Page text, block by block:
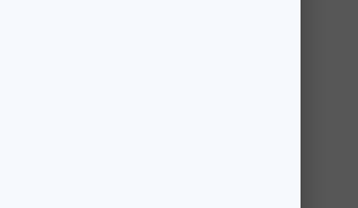
Erinnerung